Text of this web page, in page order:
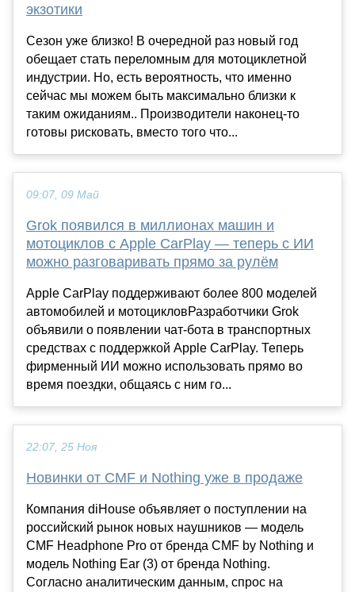
экзотики
Сезон уже близко! В очередной раз новый год
обещает стать переломным для мотоциклетной
индустрии. Но, есть вероятность, что именно
сейчас мы можем быть максимально близки к
таким ожиданиям.. Производители наконец-то
готовы рисковать, вместо того что...
09:07, 09 Май
Grok появился в миллионах машин и
мотоциклов с Apple CarPlay — теперь с ИИ
можно разговаривать прямо за рулём
Apple CarPlay поддерживают более 800 моделей
автомобилей и мотоцикловРазработчики Grok
объявили о появлении чат-бота в транспортных
средствах с поддержкой Apple CarPlay. Теперь
фирменный ИИ можно использовать прямо во
время поездки, общаясь с ним го...
22:07, 25 Ноя
Новинки от CMF и Nothing уже в продаже
Компания diHouse объявляет о поступлении на
российский рынок новых наушников — модель
CMF Headphone Pro от бренда CMF by Nothing и
модель Nothing Ear (3) от бренда Nothing.
Согласно аналитическим данным, спрос на